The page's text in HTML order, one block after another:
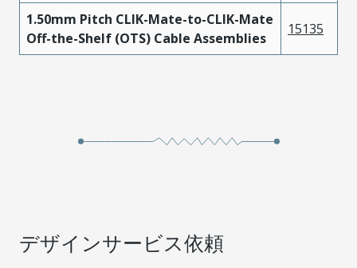
1.50mm Pitch CLIK-Mate-to-CLIK-Mate
Off-the-Shelf (OTS) Cable Assemblies
15135
デザインサービス依頼